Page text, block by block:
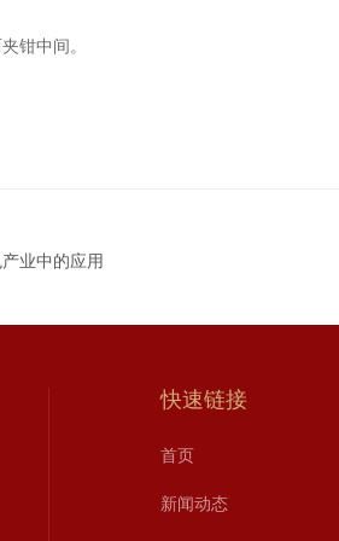
钳中间。
业中的应用
快速链接
首页
新闻动态